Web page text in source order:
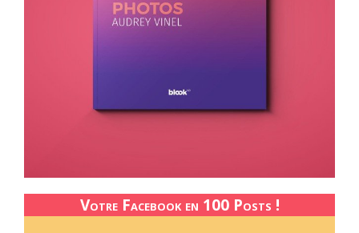
Votre Facebook en 100 Posts !